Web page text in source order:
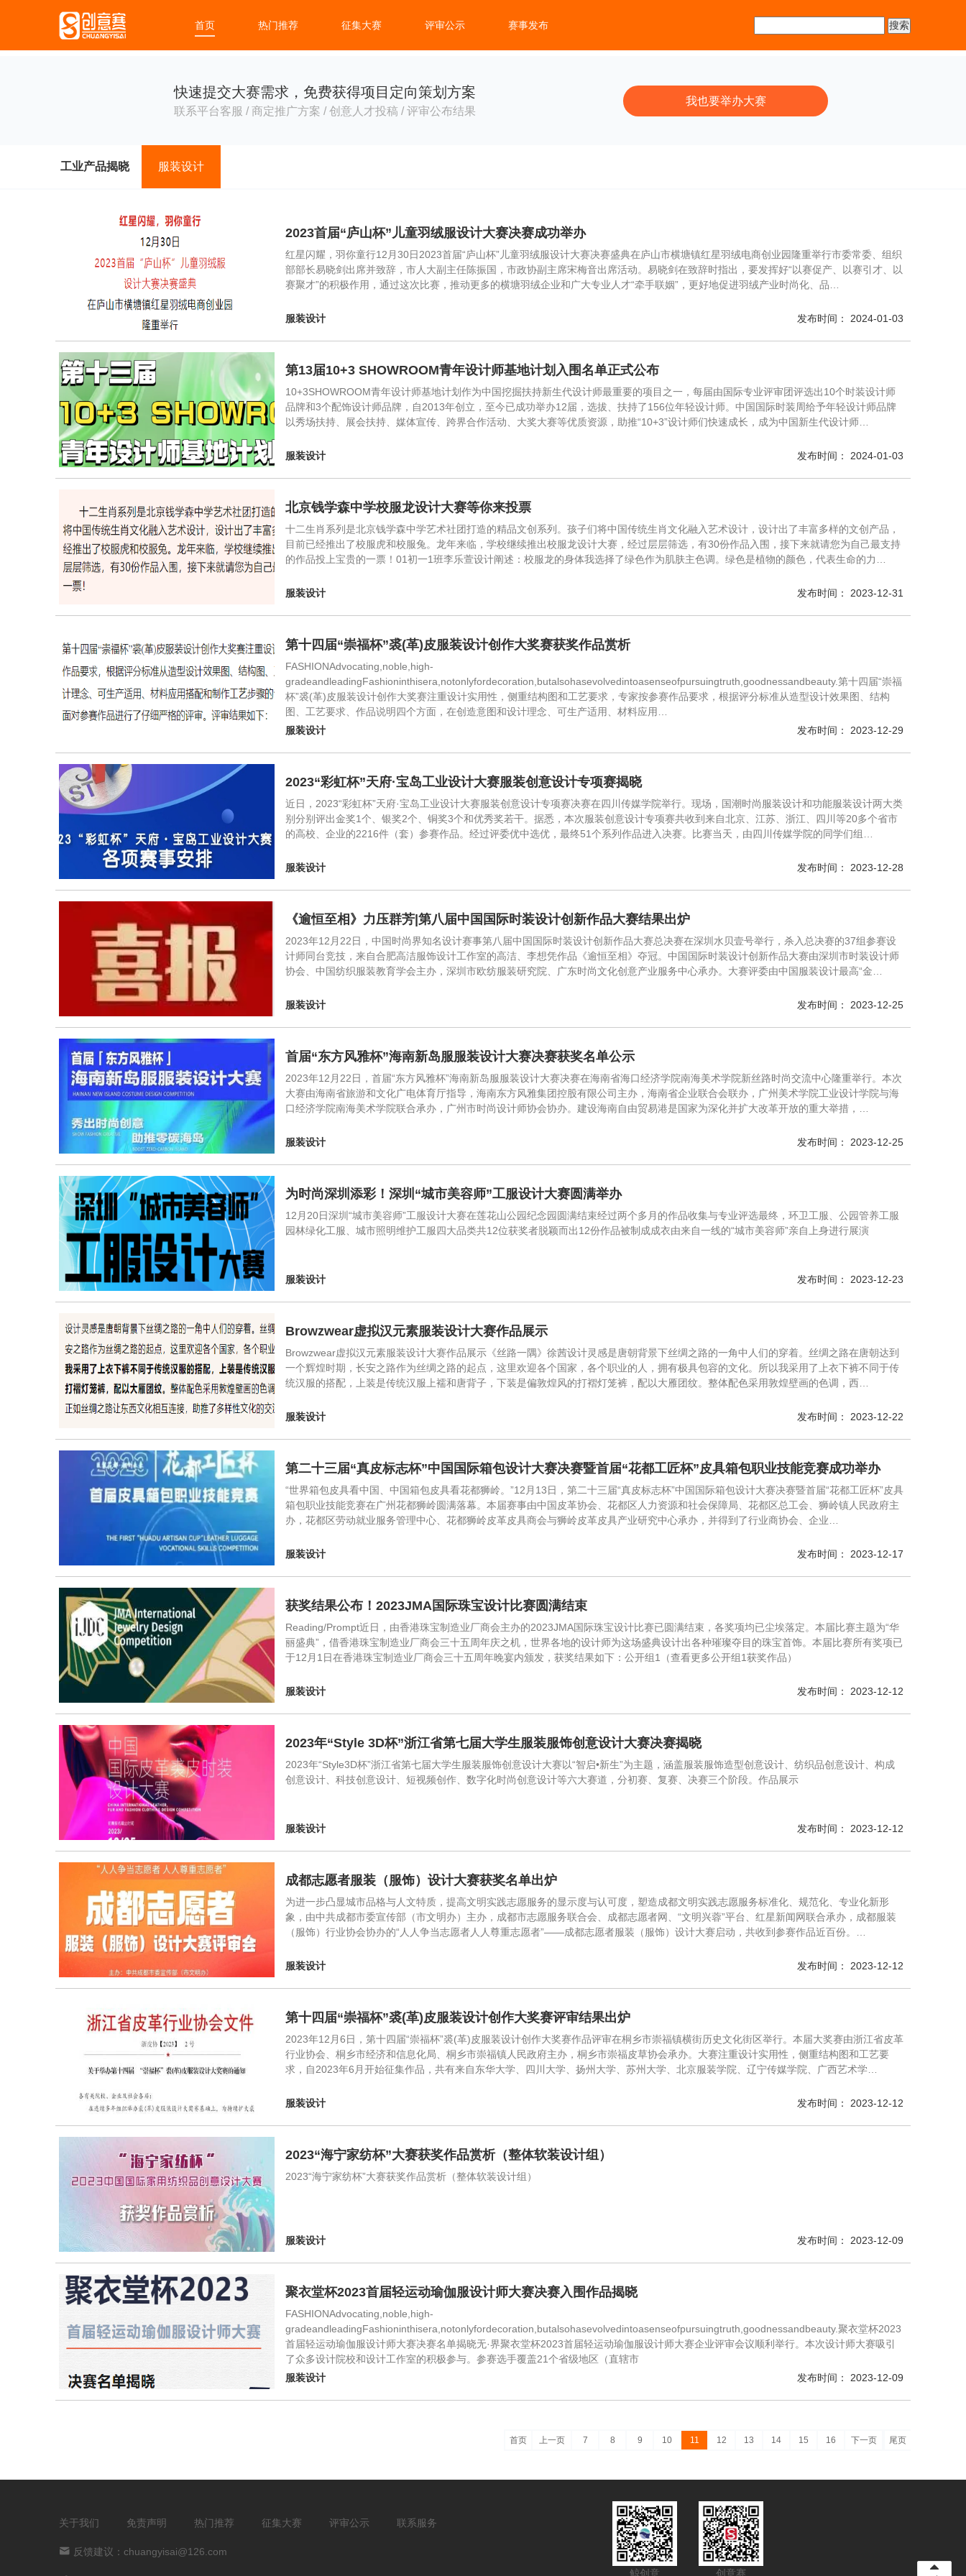
首页 热门推荐 征集大赛 评审公示 赛事发布
快速提交大赛需求，免费获得项目定向策划方案
联系平台客服 / 商定推广方案 / 创意人才投稿 / 评审公布结果
我也要举办大赛
工业产品揭晓 服装设计
2023首届“庐山杯”儿童羽绒服设计大赛决赛成功举办
红星闪耀，羽你童行12月30日2023首届“庐山杯”儿童羽绒服设计大赛决赛盛典在庐山市横塘镇红星羽绒电商创业园隆重举行市委常委、组织
部部长易晓剑出席并致辞，市人大副主任陈振国，市政协副主席宋梅音出席活动。易晓剑在致辞时指出，要发挥好“以赛促产、以赛引才、以
赛聚才”的积极作用，通过这次比赛，推动更多的横塘羽绒企业和广大专业人才“牵手联姻”，更好地促进羽绒产业时尚化、品…
服装设计 发布时间： 2024-01-03
第13届10+3 SHOWROOM青年设计师基地计划入围名单正式公布
10+3SHOWROOM青年设计师基地计划作为中国挖掘扶持新生代设计师最重要的项目之一，每届由国际专业评审团评选出10个时装设计师
品牌和3个配饰设计师品牌，自2013年创立，至今已成功举办12届，选拔、扶持了156位年轻设计师。中国国际时装周给予年轻设计师品牌
以秀场扶持、展会扶持、媒体宣传、跨界合作活动、大奖大赛等优质资源，助推“10+3”设计师们快速成长，成为中国新生代设计师…
服装设计 发布时间： 2024-01-03
北京钱学森中学校服龙设计大赛等你来投票
十二生肖系列是北京钱学森中学艺术社团打造的精品文创系列。孩子们将中国传统生肖文化融入艺术设计，设计出了丰富多样的文创产品，
目前已经推出了校服虎和校服兔。龙年来临，学校继续推出校服龙设计大赛，经过层层筛选，有30份作品入围，接下来就请您为自己最支持
的作品投上宝贵的一票！01初一1班李乐萱设计阐述：校服龙的身体我选择了绿色作为肌肤主色调。绿色是植物的颜色，代表生命的力…
服装设计 发布时间： 2023-12-31
第十四届“崇福杯”裘(革)皮服装设计创作大奖赛获奖作品赏析
FASHIONAdvocating,noble,high-
gradeandleadingFashioninthisera,notonlyfordecoration,butalsohasevolvedintoasenseofpursuingtruth,goodnessandbeauty.第十四届“崇福
杯”裘(革)皮服装设计创作大奖赛注重设计实用性，侧重结构图和工艺要求，专家按参赛作品要求，根据评分标准从造型设计效果图、结构
图、工艺要求、作品说明四个方面，在创造意图和设计理念、可生产适用、材料应用…
服装设计
发布时间： 2023-12-29
2023“彩虹杯”天府·宝岛工业设计大赛服装创意设计专项赛揭晓
近日，2023“彩虹杯”天府·宝岛工业设计大赛服装创意设计专项赛决赛在四川传媒学院举行。现场，国潮时尚服装设计和功能服装设计两大类
别分别评出金奖1个、银奖2个、铜奖3个和优秀奖若干。据悉，本次服装创意设计专项赛共收到来自北京、江苏、浙江、四川等20多个省市
的高校、企业的2216件（套）参赛作品。经过评委优中选优，最终51个系列作品进入决赛。比赛当天，由四川传媒学院的同学们组…
服装设计 发布时间： 2023-12-28
《逾恒至相》力压群芳|第八届中国国际时装设计创新作品大赛结果出炉
2023年12月22日，中国时尚界知名设计赛事第八届中国国际时装设计创新作品大赛总决赛在深圳水贝壹号举行，杀入总决赛的37组参赛设
计师同台竞技，来自合肥高洁服饰设计工作室的高洁、李想凭作品《逾恒至相》夺冠。中国国际时装设计创新作品大赛由深圳市时装设计师
协会、中国纺织服装教育学会主办，深圳市欧纺服装研究院、广东时尚文化创意产业服务中心承办。大赛评委由中国服装设计最高“金…
服装设计 发布时间： 2023-12-25
首届“东方风雅杯”海南新岛服服装设计大赛决赛获奖名单公示
2023年12月22日，首届“东方风雅杯”海南新岛服服装设计大赛决赛在海南省海口经济学院南海美术学院新丝路时尚交流中心隆重举行。本次
大赛由海南省旅游和文化广电体育厅指导，海南东方风雅集团控股有限公司主办，海南省企业联合会联办，广州美术学院工业设计学院与海
口经济学院南海美术学院联合承办，广州市时尚设计师协会协办。建设海南自由贸易港是国家为深化并扩大改革开放的重大举措，…
服装设计 发布时间： 2023-12-25
为时尚深圳添彩！深圳“城市美容师”工服设计大赛圆满举办
12月20日深圳“城市美容师”工服设计大赛在莲花山公园纪念园圆满结束经过两个多月的作品收集与专业评选最终，环卫工服、公园管养工服
园林绿化工服、城市照明维护工服四大品类共12位获奖者脱颖而出12份作品被制成成衣由来自一线的“城市美容师”亲自上身进行展演
服装设计 发布时间： 2023-12-23
Browzwear虚拟汉元素服装设计大赛作品展示
Browzwear虚拟汉元素服装设计大赛作品展示《丝路一隅》徐茜设计灵感是唐朝背景下丝绸之路的一角中人们的穿着。丝绸之路在唐朝达到
一个辉煌时期，长安之路作为丝绸之路的起点，这里欢迎各个国家，各个职业的人，拥有极具包容的文化。所以我采用了上衣下裤不同于传
统汉服的搭配，上装是传统汉服上襦和唐背子，下装是偏敦煌风的打褶灯笼裤，配以大雁团纹。整体配色采用敦煌壁画的色调，西…
服装设计 发布时间： 2023-12-22
第二十三届“真皮标志杯”中国国际箱包设计大赛决赛暨首届“花都工匠杯”皮具箱包职业技能竞赛成功举办
“世界箱包皮具看中国、中国箱包皮具看花都狮岭。”12月13日，第二十三届“真皮标志杯”中国国际箱包设计大赛决赛暨首届“花都工匠杯”皮具
箱包职业技能竞赛在广州花都狮岭圆满落幕。本届赛事由中国皮革协会、花都区人力资源和社会保障局、花都区总工会、狮岭镇人民政府主
办，花都区劳动就业服务管理中心、花都狮岭皮革皮具商会与狮岭皮革皮具产业研究中心承办，并得到了行业商协会、企业…
服装设计 发布时间： 2023-12-17
获奖结果公布！2023JMA国际珠宝设计比赛圆满结束
Reading/Prompt近日，由香港珠宝制造业厂商会主办的2023JMA国际珠宝设计比赛已圆满结束，各奖项均已尘埃落定。本届比赛主题为“华
丽盛典”，借香港珠宝制造业厂商会三十五周年庆之机，世界各地的设计师为这场盛典设计出各种璀璨夺目的珠宝首饰。本届比赛所有奖项已
于12月1日在香港珠宝制造业厂商会三十五周年晚宴内颁发，获奖结果如下：公开组1（查看更多公开组1获奖作品）
服装设计 发布时间： 2023-12-12
2023年“Style 3D杯”浙江省第七届大学生服装服饰创意设计大赛决赛揭晓
2023年“Style3D杯”浙江省第七届大学生服装服饰创意设计大赛以“智启•新生”为主题，涵盖服装服饰造型创意设计、纺织品创意设计、构成
创意设计、科技创意设计、短视频创作、数字化时尚创意设计等六大赛道，分初赛、复赛、决赛三个阶段。作品展示
服装设计 发布时间： 2023-12-12
成都志愿者服装（服饰）设计大赛获奖名单出炉
为进一步凸显城市品格与人文特质，提高文明实践志愿服务的显示度与认可度，塑造成都文明实践志愿服务标准化、规范化、专业化新形
象，由中共成都市委宣传部（市文明办）主办，成都市志愿服务联合会、成都志愿者网、“文明兴蓉”平台、红星新闻网联合承办，成都服装
（服饰）行业协会协办的“人人争当志愿者人人尊重志愿者”——成都志愿者服装（服饰）设计大赛启动，共收到参赛作品近百份。…
服装设计 发布时间： 2023-12-12
第十四届“崇福杯”裘(革)皮服装设计创作大奖赛评审结果出炉
2023年12月6日，第十四届“崇福杯”裘(革)皮服装设计创作大奖赛作品评审在桐乡市崇福镇横街历史文化街区举行。本届大奖赛由浙江省皮革
行业协会、桐乡市经济和信息化局、桐乡市崇福镇人民政府主办，桐乡市崇福皮草协会承办。大赛注重设计实用性，侧重结构图和工艺要
求，自2023年6月开始征集作品，共有来自东华大学、四川大学、扬州大学、苏州大学、北京服装学院、辽宁传媒学院、广西艺术学…
服装设计 发布时间： 2023-12-12
2023“海宁家纺杯”大赛获奖作品赏析（整体软装设计组）
2023“海宁家纺杯”大赛获奖作品赏析（整体软装设计组）
服装设计 发布时间： 2023-12-09
聚衣堂杯2023首届轻运动瑜伽服设计师大赛决赛入围作品揭晓
FASHIONAdvocating,noble,high-
gradeandleadingFashioninthisera,notonlyfordecoration,butalsohasevolvedintoasenseofpursuingtruth,goodnessandbeauty.聚衣堂杯2023
首届轻运动瑜伽服设计师大赛决赛名单揭晓无·界聚衣堂杯2023首届轻运动瑜伽服设计师大赛企业评审会议顺利举行。本次设计师大赛吸引
了众多设计院校和设计工作室的积极参与。参赛选手覆盖21个省级地区（直辖市
服装设计
发布时间： 2023-12-09
首页 上一页 7 8 9 10 11 12 13 14 15 16 下一页 尾页
关于我们 免责声明 热门推荐 征集大赛 评审公示 联系服务
反馈建议：chuangyisai@126.com
鲸创意 创意赛